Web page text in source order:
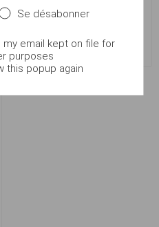
Glow in The Dark 55g
€ 7,79
Se désabonner
my email kept on file for
purposes
this popup again